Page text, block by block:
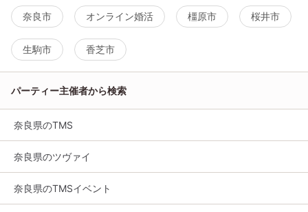
奈良市 オンライン婚活 橿原市 桜井市
生駒市 香芝市
パーティー主催者から検索
奈良県のTMS
奈良県のツヴァイ
奈良県のTMSイベント